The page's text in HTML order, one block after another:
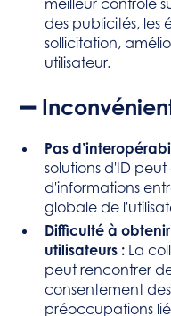
meilleur contrôle
des publicités, les
sollicitation,
utilisateur.
➖
Pas
solutions d'ID
d'informations
globale de
Difficulté à
utilisateurs : La
peut rencontrer
consentement
préoccupations